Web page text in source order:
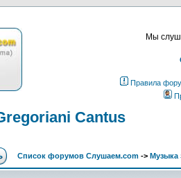
Мы
Правила
Cantus
Список форумов Слушаем.com -> Музыка